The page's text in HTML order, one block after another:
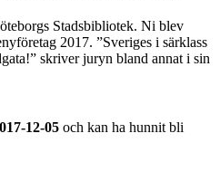
Stadsbibliotek. Ni blev
2017. ”Sveriges i särklass
skriver juryn bland annat i sin
12-05 och kan ha hunnit bli